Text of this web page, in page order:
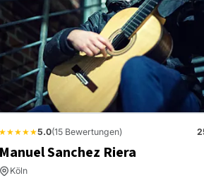
★★★★★5.0(15 Bewertungen)
Manuel Sanchez Riera
Köln